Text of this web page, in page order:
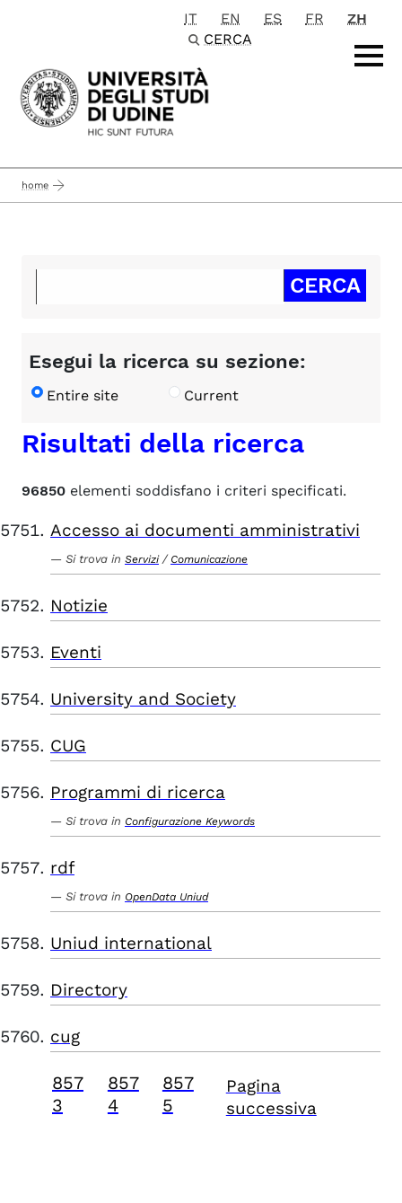
Passa al contenuto principale
IT EN ES FR
ZH
CERCA
home
Esegui la ricerca su sezione:
Entire site Current
Risultati della ricerca
96850 elementi soddisfano i criteri specificati.
Accesso ai documenti amministrativi
Si trova in Servizi / Comunicazione
Notizie
Eventi
University and Society
CUG
Programmi di ricerca
Si trova in Configurazione Keywords
rdf
Si trova in OpenData Uniud
Uniud international
Directory
cug
857
3
857
4
857
5
Pagina
successiva